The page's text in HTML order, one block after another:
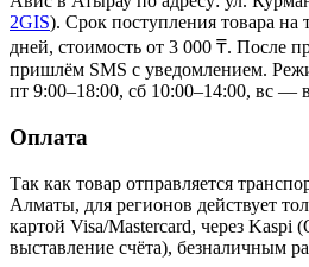
2GIS). Срок поступления товара
дней, стоимость от 3 000 ₸. После
пришлём SMS с уведомлением.
пт 9:00–18:00, сб 10:00–14:00, вс —
Оплата
Так как товар отправляется
Алматы, для регионов действует
картой Visa/Mastercard, через Kaspi
выставление счёта), безналичным